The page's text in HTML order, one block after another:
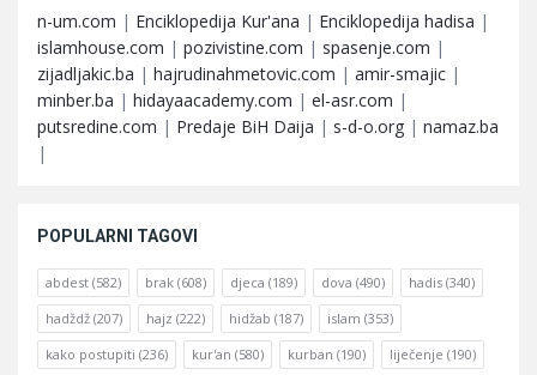
n-um.com | Enciklopedija Kur'ana | Enciklopedija hadisa |
islamhouse.com | pozivistine.com | spasenje.com |
zijadljakic.ba | hajrudinahmetovic.com | amir-smajic |
minber.ba | hidayaacademy.com | el-asr.com |
putsredine.com | Predaje BiH Daija | s-d-o.org | namaz.ba
|
POPULARNI TAGOVI
abdest (582) brak (608) djeca (189) dova (490) hadis (340)
hadždž (207) hajz (222) hidžab (187) islam (353)
kako postupiti (236) kur'an (580) kurban (190) liječenje (190)